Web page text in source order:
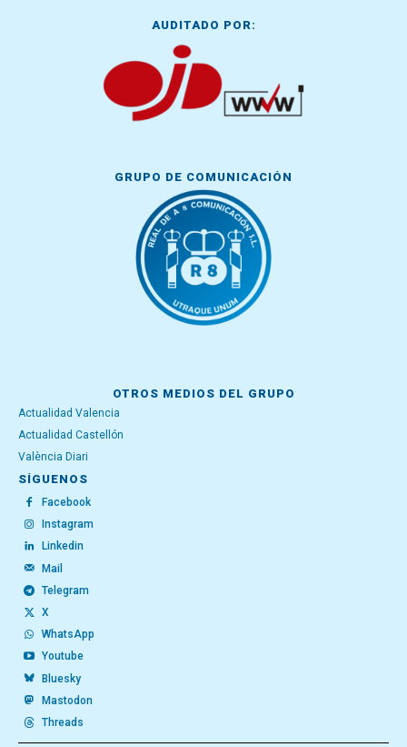
AUDITADO POR:
GRUPO DE COMUNICACIÓN
OTROS MEDIOS DEL GRUPO
Actualidad Valencia
Actualidad Castellón
València Diari
SÍGUENOS
Facebook
Instagram
Linkedin
Mail
Telegram
X
WhatsApp
Youtube
Bluesky
Mastodon
Threads